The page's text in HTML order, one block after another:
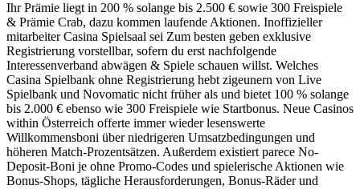
Ihr Prämie liegt in 200 % solange bis 2.500 € sowie 300 Freispiele
& Prämie Crab, dazu kommen laufende Aktionen. Inoffizieller
mitarbeiter Casina Spielsaal sei Zum besten geben exklusive
Registrierung vorstellbar, sofern du erst nachfolgende
Interessenverband abwägen & Spiele schauen willst. Welches
Casina Spielbank ohne Registrierung hebt zigeunern von Live
Spielbank und Novomatic nicht früher als und bietet 100 % solange
bis 2.000 € ebenso wie 300 Freispiele wie Startbonus. Neue Casinos
within Österreich offerte immer wieder lesenswerte
Willkommensboni über niedrigeren Umsatzbedingungen und
höheren Match-Prozentsätzen. Außerdem existiert parece No-
Deposit-Boni je ohne Promo-Codes und spielerische Aktionen wie
Bonus-Shops, tägliche Herausforderungen, Bonus-Räder und